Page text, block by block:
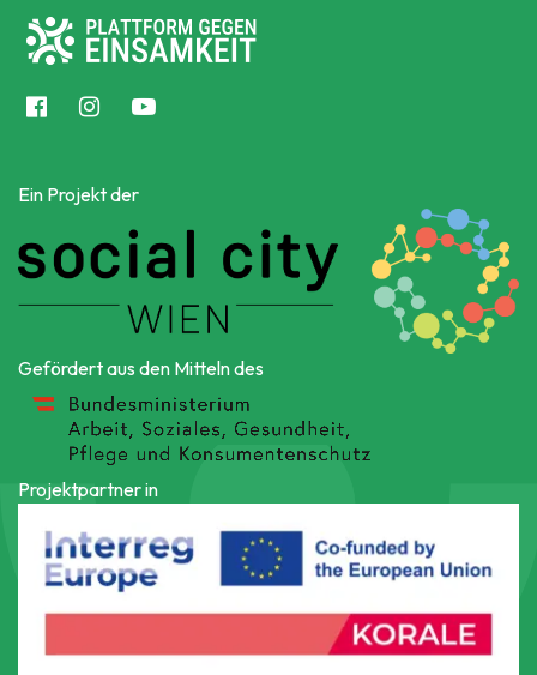
Ein Projekt der
Gefördert aus den Mitteln des
Projektpartner in